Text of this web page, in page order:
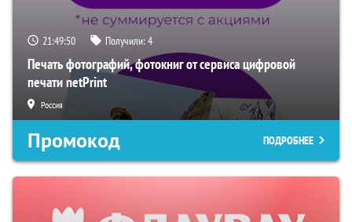
21:49:49 Получили:4
Печать фотографий, фотокниг от сервиса цифровой
печати netPrint
Россия
Промокод ПОДРОБНЕЕ